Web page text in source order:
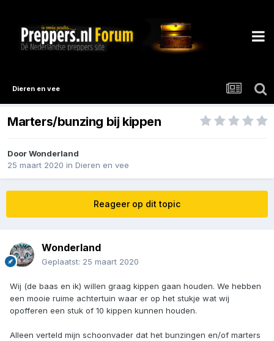
Dieren en vee
Marters/bunzing bij kippen
DoorWonderland
25 maart 2020 in Dieren en vee
Reageer op dit topic
Wonderland
Geplaatst: 25 maart 2020
Wij (de baas en ik) willen graag kippen gaan houden. We hebben
een mooie ruime achtertuin waar er op het stukje wat wij
opofferen een stuk of 10 kippen kunnen houden.
Alleen verteld mijn schoonvader dat het bunzingen en/of marters